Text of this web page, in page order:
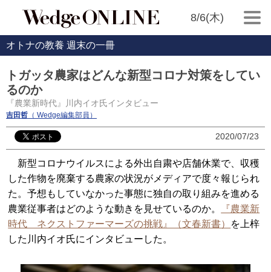
8/6(木)
オトナの教養 週末の一冊
トガッタ農家はどんな新型コロナ対策をしてい
るのか
『農業新時代』川内イオ氏インタビュー
吉田哲 （ Wedge編集部員）
2020/07/23
新型コロナウイルスによる外出自粛や店舗休業で、収穫
した作物を廃棄する農家の状況がメディアで度々報じられ
た。予想もしていなかった事態に独自の取り組みを進める
農業従事者はどのような動きを見せているのか。
『農業新
時代 ネクストファーマーズの挑戦』（文春新書）
を上梓
した川内イオ氏にインタビューした。